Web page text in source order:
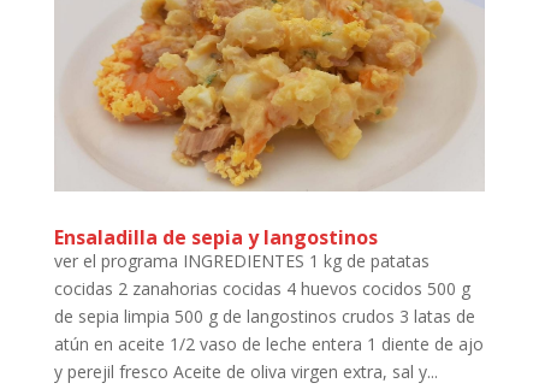
Ensaladilla de sepia y langostinos
ver el programa INGREDIENTES 1 kg de patatas
cocidas 2 zanahorias cocidas 4 huevos cocidos 500 g
de sepia limpia 500 g de langostinos crudos 3 latas de
atún en aceite 1/2 vaso de leche entera 1 diente de ajo
y perejil fresco Aceite de oliva virgen extra, sal y...